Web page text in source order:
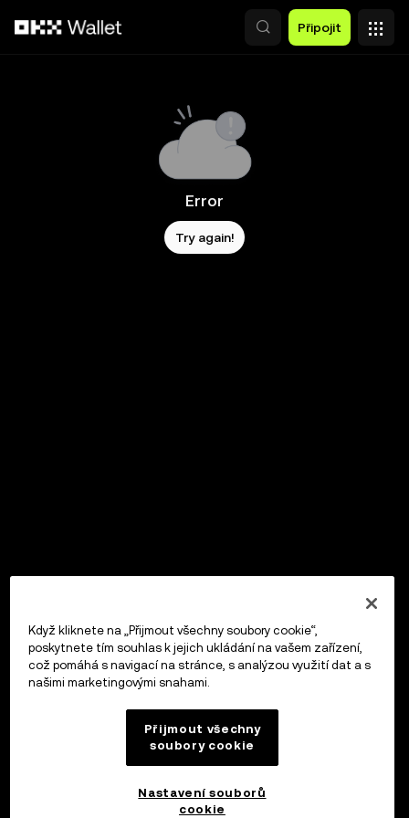
Připojit
Error
Try again!
Když kliknete na „Přijmout všechny soubory cookie“,
poskytnete tím souhlas k jejich ukládání na vašem zařízení,
což pomáhá s navigací na stránce, s analýzou využití dat a s
našimi marketingovými snahami.
Přijmout všechny
soubory cookie
Nastavení souborů
cookie